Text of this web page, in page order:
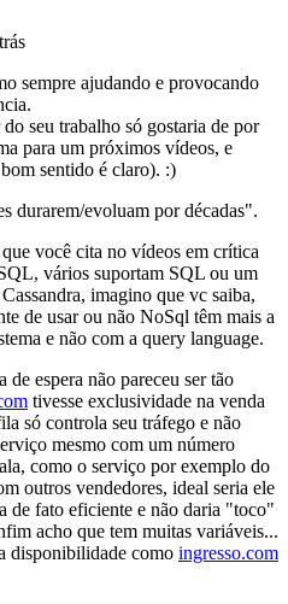
sempre ajudando e provocando
seu trabalho só gostaria de por
para um próximos vídeos, e
sentido é claro). :)
durarem/evoluam por décadas".
você cita no vídeos em crítica
vários suportam SQL ou um
imagino que vc saiba,
de usar ou não NoSql têm mais a
e não com a query language.
de espera não pareceu ser tão
tivesse exclusividade na venda
só controla seu tráfego e não
mesmo com um número
como o serviço por exemplo do
outros vendedores, ideal seria ele
de fato eficiente e não daria "toco"
acho que tem muitas variáveis...
disponibilidade como ingresso.com